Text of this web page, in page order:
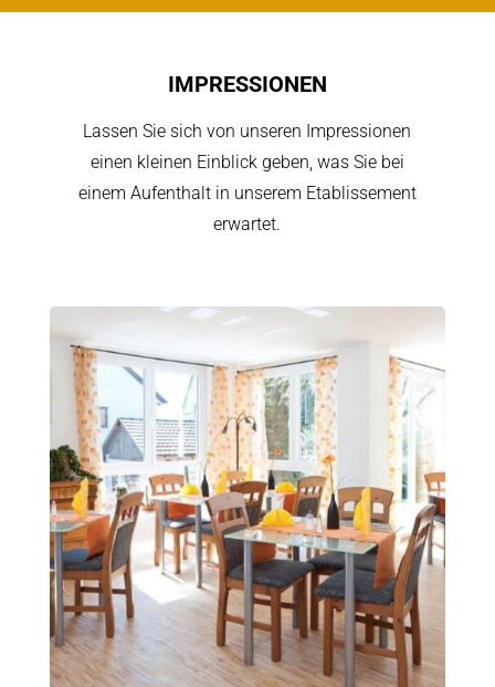
IMPRESSIONEN
Lassen Sie sich von unseren Impressionen
einen kleinen Einblick geben, was Sie bei
einem Aufenthalt in unserem Etablissement
erwartet.